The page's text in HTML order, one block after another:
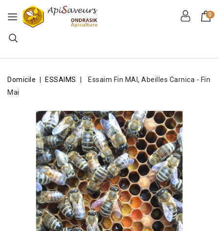
0
Domicile ESSAIMS
Essaim Fin MAI, Abeilles Carnica - Fin
Mai